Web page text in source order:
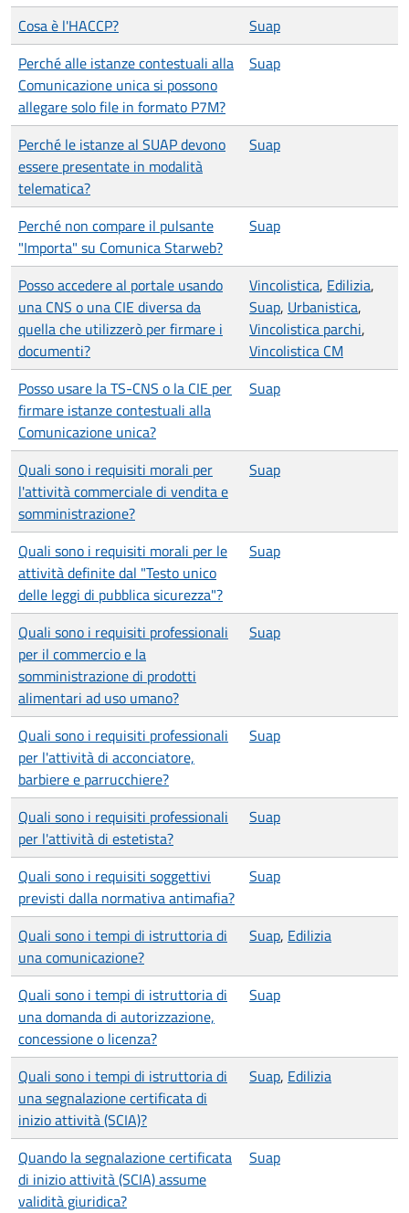
Cosa è l'HACCP?
Suap
Perché alle istanze contestuali alla
Comunicazione unica si possono
allegare solo file in formato P7M?
Suap
Perché le istanze al SUAP devono
essere presentate in modalità
telematica?
Suap
Perché non compare il pulsante
"Importa" su Comunica Starweb?
Suap
Posso accedere al portale usando
una CNS o una CIE diversa da
quella che utilizzerò per firmare i
documenti?
Vincolistica, Edilizia,
Suap, Urbanistica,
Vincolistica parchi,
Vincolistica CM
Posso usare la TS-CNS o la CIE per
firmare istanze contestuali alla
Comunicazione unica?
Suap
Quali sono i requisiti morali per
l'attività commerciale di vendita e
somministrazione?
Suap
Quali sono i requisiti morali per le
attività definite dal "Testo unico
delle leggi di pubblica sicurezza"?
Suap
Quali sono i requisiti professionali
per il commercio e la
somministrazione di prodotti
alimentari ad uso umano?
Suap
Quali sono i requisiti professionali
per l'attività di acconciatore,
barbiere e parrucchiere?
Suap
Quali sono i requisiti professionali
per l'attività di estetista?
Suap
Quali sono i requisiti soggettivi
previsti dalla normativa antimafia?
Suap
Quali sono i tempi di istruttoria di
una comunicazione?
Suap, Edilizia
Quali sono i tempi di istruttoria di
una domanda di autorizzazione,
concessione o licenza?
Suap
Quali sono i tempi di istruttoria di
una segnalazione certificata di
inizio attività (SCIA)?
Suap, Edilizia
Quando la segnalazione certificata
di inizio attività (SCIA) assume
validità giuridica?
Suap